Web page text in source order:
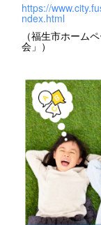
https://
ndex.html
（福生市ホーム
会」）